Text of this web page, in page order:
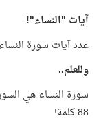
آيات "النساء"!
عدد آيات سورة النساء هو 176 آية، وهذا
وللعلم..
سورة النساء هي
88 كلمة!